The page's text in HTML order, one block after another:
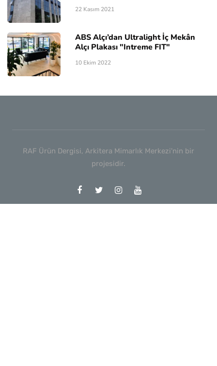
22 Kasım 2021
ABS Alçı’dan Ultralight İç Mekân
Alçı Plakası "Intreme FIT"
10 Ekim 2022
RAF Ürün Dergisi, Arkitera Mimarlık Merkezi'nin bir
projesidir.